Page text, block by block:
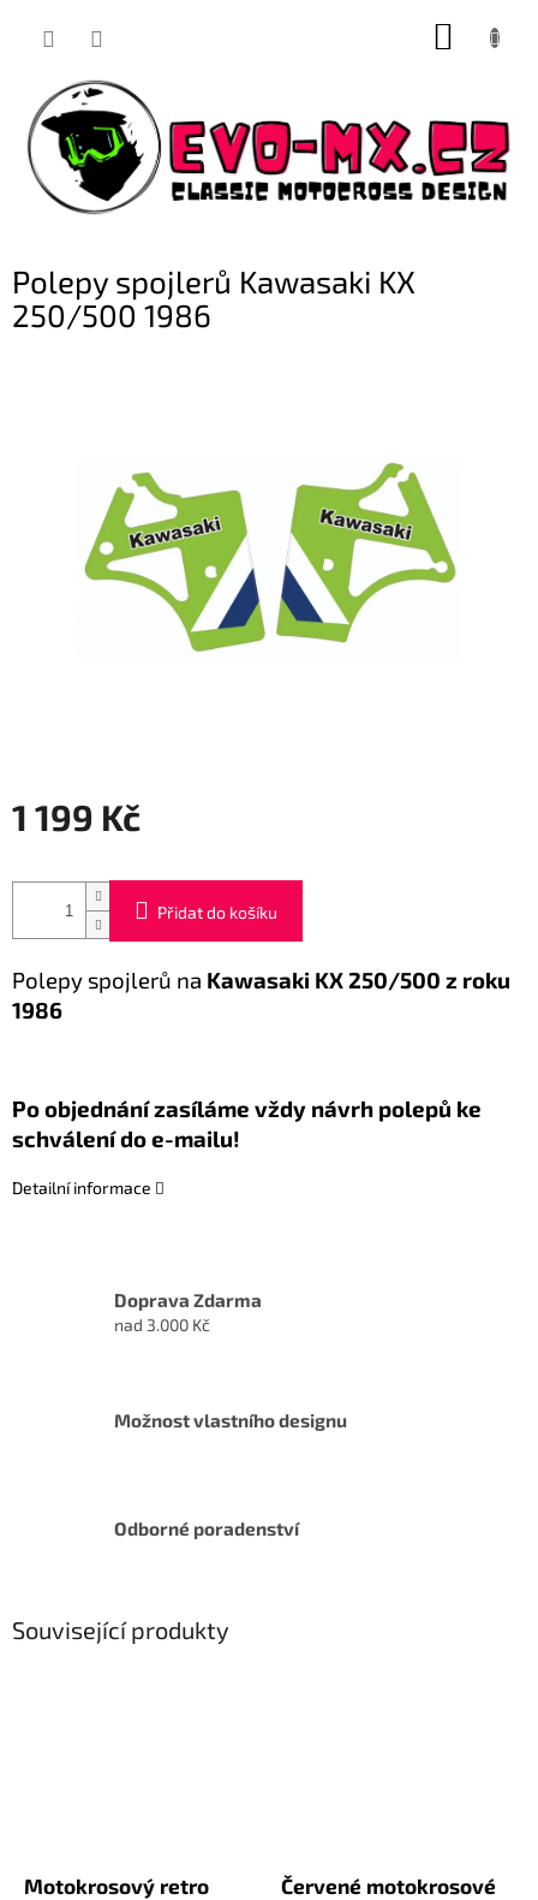
Polepy spojlerů Kawasaki KX
250/500 1986
1 199 Kč
cena:
Přidat do košíku
Polepy spojlerů na Kawasaki KX 250/500 z roku
1986
Po objednání zasíláme vždy návrh polepů ke
schválení do e-mailu!
Detailní informace
Doprava Zdarma
nad 3.000 Kč
Možnost vlastního designu
Odborné poradenství
Související produkty
Motokrosový retro
Červené motokrosové